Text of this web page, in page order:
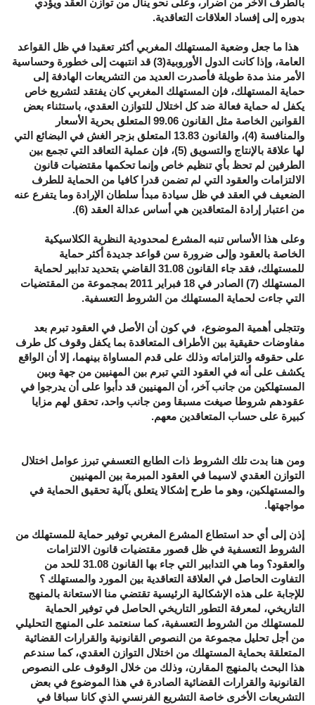
بالطرف الآخر من أضرار، وعلى نحو ينال من توازن العقد ويؤدي
بدوره إلى إفساد العلاقات التعاقدية.
هذا ما جعل وضعية المستهلك المغربي أكثر تعقيدا في ظل القواعد
العامة، وإذا كانت الدول الأوروبية(3) قد انتبهت إلى خطورة وحساسية
الأمر منذ مدة طويلة فأصدرت العديد من التشريعات الهادفة إلى
حماية المستهلك، فإن المستهلك المغربي كان يفتقد لتشريع خاص
يكفل له حماية فعالة ضد كل اختلال للتوازن العقدي، باستثناء بعض
القوانين الخاصة مثل القانون 99.06 المتعلق بحرية الأسعار
والمنافسة (4)، والقانون 13.83 المتعلق بزجر الغش في البضائع التي
لها علاقة بالإنتاج والتسويق (5)، فإن عملية التعاقد التي تجمع بين
الطرفين لم تحظ بأي تنظيم خاص وإنما تحكمها مقتضيات قانون
الالتزامات والعقود التي لم تضمن قدرا كافيا من الحماية للطرف
الضعيف في العقد في ظل سيادة مبدأ سلطان الإرادة وما يتفرع عنه
من اعتبار إرادة المتعاقدين هي أساس عدالة العقد (6).
وعلى هذا الأساس تنبه المشرع لمحدودية النظرية الكلاسيكية
الخاصة بالعقود وإلى ضرورة سن قواعد جديدة أكثر حماية
للمستهلك، فقد جاء القانون 31.08 القاضي بتحديد تدابير لحماية
المستهلك (7) الصادر في 18 فبراير 2011 بمجموعة من المقتضيات
التي جاءت لحماية المستهلك من الشروط التعسفية.
وتتجلى أهمية الموضوع، في كون أن الأصل في العقود تبرم بعد
مفاوضات حقيقية بين الأطراف المتعاقدة بما يكفل وقوف كل طرف
على حقوقه والتزاماته وذلك على قدم المساواة بينهما، إلا أن الواقع
يكشف على أنه في العقود التي تبرم بين المهنيين من جهة وبين
المستهلكين من جانب آخر، أن المهنيين قد دأبوا على أن يدرجوا في
عقودهم شروطا صيغت مسبقا ومن جانب واحد، تحقق لهم مزايا
كبيرة على حساب المتعاقدين معهم.
ومن هنا بدت تلك الشروط ذات الطابع التعسفي تبرز عوامل اختلال
التوازن العقدي لاسيما في العقود المبرمة بين المهنيين
والمستهلكين، وهو ما طرح إشكالا يتعلق بآلية تحقيق الحماية في
مواجهتها.
إذن إلى أي حد استطاع المشرع المغربي توفير حماية للمستهلك من
الشروط التعسفية في ظل قصور مقتضيات قانون الالتزامات
والعقود؟ وما هي التدابير التي جاء بها القانون 31.08 للحد من
التفاوت الحاصل في العلاقة التعاقدية بين المورد والمستهلك ؟
للإجابة على هذه الإشكالية الرئيسية تقتضي منا الاستعانة بالمنهج
التاريخي، لمعرفة التطور التاريخي الحاصل في توفير الحماية
للمستهلك من الشروط التعسفية، كما سنعتمد على المنهج التحليلي
من أجل تحليل مجموعة من النصوص القانونية والقرارات القضائية
المتعلقة بحماية المستهلك من اختلال التوازن العقدي، كما سندعم
هذا البحث بالمنهج المقارن، وذلك من خلال الوقوف على النصوص
القانونية والقرارات القضائية الصادرة في هذا الموضوع في بعض
التشريعات الأخرى خاصة التشريع الفرنسي الذي كانا سباقا في